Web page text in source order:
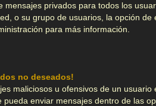
mensajes privados para todos los
o su grupo de usuarios, la opción de
para más información.
no deseados!
maliciosos u ofensivos de un usuario
pueda enviar mensajes dentro de las